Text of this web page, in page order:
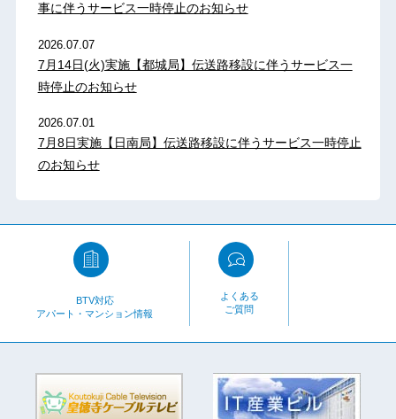
事に伴うサービス一時停止のお知らせ
2026.07.07
7月14日(火)実施【都城局】伝送路移設に伴うサービス一
時停止のお知らせ
2026.07.01
7月8日実施【日南局】伝送路移設に伴うサービス一時停止
のお知らせ
BTV対応
アパート・マンション情報
よくある
ご質問